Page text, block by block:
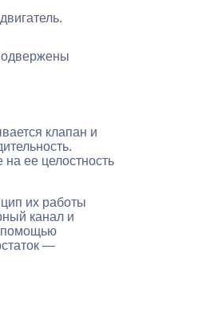
клапан и
ее целостность
их работы
канал и
помощью
—